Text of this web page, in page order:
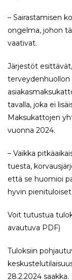
– Sairastamisen
ongelma, johon
vaativat.
Järjestöt
tavalla, joka ei
Maksukattojen
vuonna 2024.
– Vaikka
tuesta,
että se huomioi
hyvin
Voit tutustua
avautuva PDF)
Tuloksiin
28.2.2024